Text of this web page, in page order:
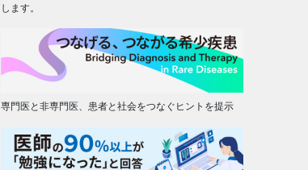
します。
専門医と非専門医、患者と社会をつなぐヒントを提示